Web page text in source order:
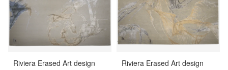
Riviera Erased Art design
Riviera Erased Art design